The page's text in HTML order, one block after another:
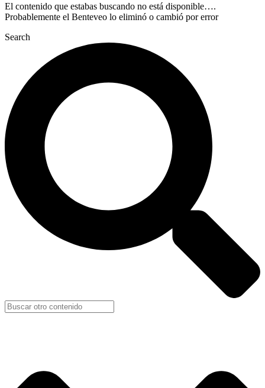
El contenido que estabas buscando no está disponible….
Probablemente el Benteveo lo eliminó o cambió por error
Search